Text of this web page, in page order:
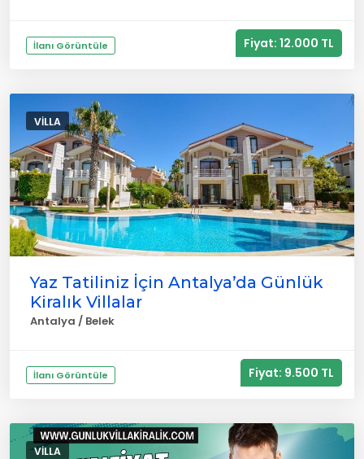
İlanı Görüntüle Fiyat: 12.000 TL
VILLA
Yaz Tatiliniz İçin Antalya’da Günlük
Kiralık Villalar
Antalya / Belek
İlanı Görüntüle Fiyat: 9.500 TL
VILLA